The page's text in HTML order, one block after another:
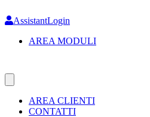
to
content
AssistantLogin
AREA MODULI
AREA CLIENTI
CONTATTI